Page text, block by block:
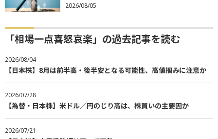
2026/08/05
「相場一点喜怒哀楽」の過去記事を読む
2026/08/04
【日本株】8月は前半高・後半安となる可能性、高値掴みに注意か
2026/07/28
【為替・日本株】米ドル／円のじり高は、株買いの主要因か
2026/07/21